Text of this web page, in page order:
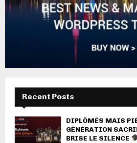
Recent Posts
DIPLÔMÉS MAIS
GÉNÉRATION
BRISE LE SILENCE